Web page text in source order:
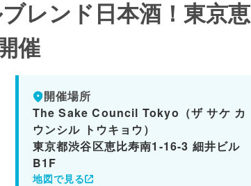
レンド日本酒！東京恵
催
開催場所
The Sake Council Tokyo（ザ サケ カ
ウンシル トウキョウ）
東京都渋谷区恵比寿南1-16-3 細井ビル
B1F
地図で見る